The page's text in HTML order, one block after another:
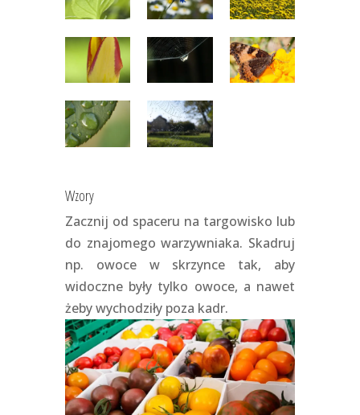
Wzory
Zacznij od spaceru na targowisko lub
do znajomego warzywniaka. Skadruj
np. owoce w skrzynce tak, aby
widoczne były tylko owoce, a nawet
żeby wychodziły poza kadr.